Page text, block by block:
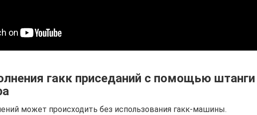
гакк приседаний с помощью штанги
может происходить без использования гакк-машины.